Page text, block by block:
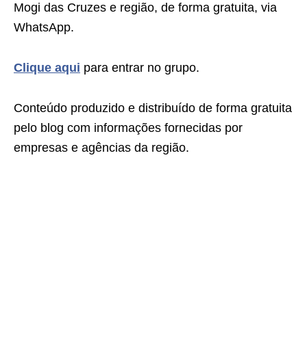
Mogi das Cruzes e região, de forma gratuita, via
WhatsApp.
Clique aqui para entrar no grupo.
Conteúdo produzido e distribuído de forma gratuita
pelo blog com informações fornecidas por
empresas e agências da região.